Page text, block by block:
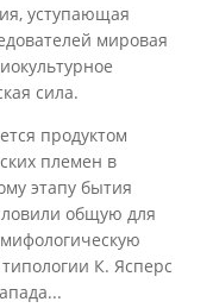
уступающая
мировая
сила.
продуктом
племен в
этапу бытия
общую для
К. Ясперс